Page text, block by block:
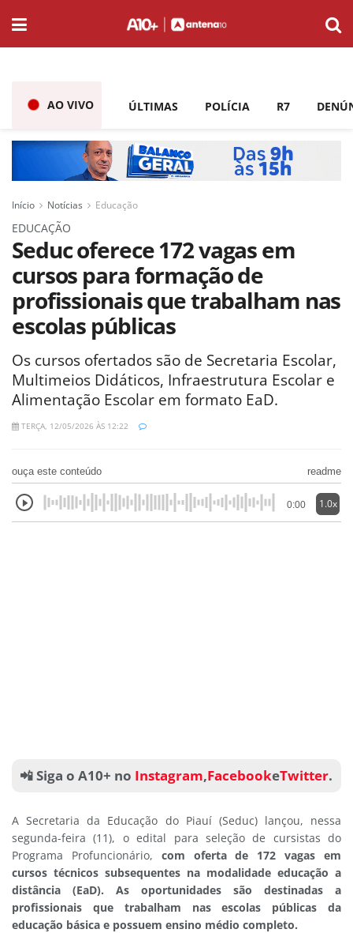
AO VIVO ÚLTIMAS POLÍCIA R7
Início Notícias Educação
EDUCAÇÃO
Seduc oferece 172 vagas em
cursos para formação de
profissionais que trabalham nas
escolas públicas
Os cursos ofertados são de Secretaria Escolar,
Multimeios Didáticos, Infraestrutura Escolar e
Alimentação Escolar em formato EaD.
TERÇA, 12/05/2026 ÀS 12:22
ouça este conteúdo readme
0:00 1.0x
📲 Siga o A10+ no Instagram,FacebookeTwitter.
A Secretaria da Educação do Piauí (Seduc) lançou, nessa
segunda-feira (11), o edital para seleção de cursistas do
Programa Profuncionário, com oferta de 172 vagas em
cursos técnicos subsequentes na modalidade educação a
distância (EaD). As oportunidades são destinadas a
profissionais que trabalham nas escolas públicas da
educação básica e possuem ensino médio completo.